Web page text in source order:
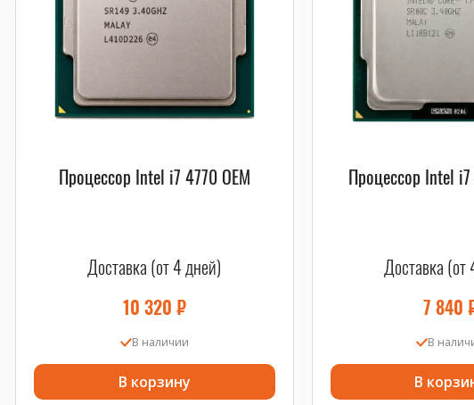
Процессор Intel i7 4770 OEM
Доставка (от 4 дней)
10 320 ₽
В наличии
В корзину
Процессор Intel
Доставка (от
7 840
В
В